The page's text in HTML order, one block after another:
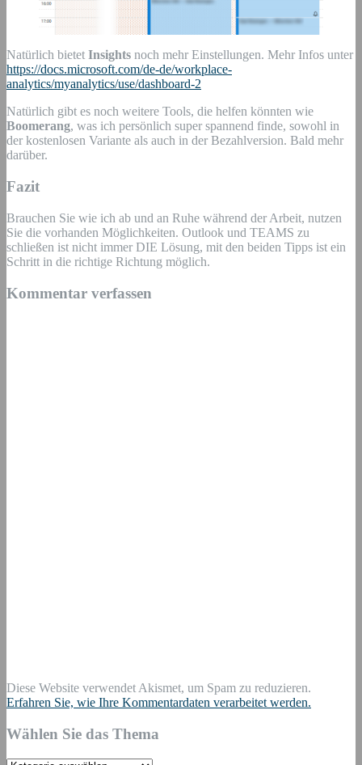
Natürlich bietet Insights noch mehr Einstellungen. Mehr Infos unter
https://docs.microsoft.com/de-de/workplace-
analytics/myanalytics/use/dashboard-2
Natürlich gibt es noch weitere Tools, die helfen könnten wie
Boomerang, was ich persönlich super spannend finde, sowohl in
der kostenlosen Variante als auch in der Bezahlversion. Bald mehr
darüber.
Fazit
Brauchen Sie wie ich ab und an Ruhe während der Arbeit, nutzen
Sie die vorhanden Möglichkeiten. Outlook und TEAMS zu
schließen ist nicht immer DIE Lösung, mit den beiden Tipps ist ein
Schritt in die richtige Richtung möglich.
Kommentar verfassen
Diese Website verwendet Akismet, um Spam zu reduzieren.
Erfahren Sie, wie Ihre Kommentardaten verarbeitet werden.
Wählen Sie das Thema